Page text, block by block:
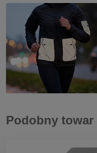
Podobny towar